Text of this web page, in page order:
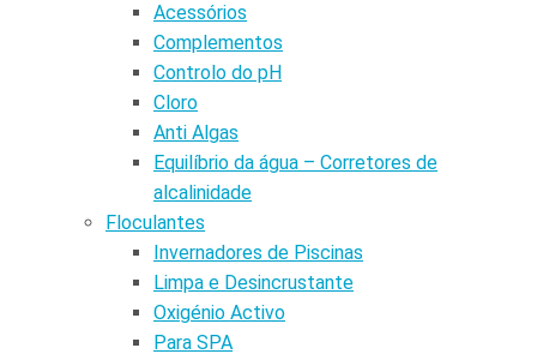
Acessórios
Complementos
Controlo do pH
Cloro
Anti Algas
Equilíbrio da água – Corretores de
alcalinidade
Floculantes
Invernadores de Piscinas
Limpa e Desincrustante
Oxigénio Activo
Para SPA